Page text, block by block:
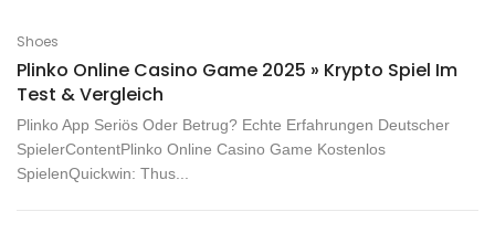
Shoes
Plinko Online Casino Game 2025 » Krypto Spiel Im
Test & Vergleich
Plinko App Seriös Oder Betrug? Echte Erfahrungen Deutscher
SpielerContentPlinko Online Casino Game Kostenlos
SpielenQuickwin: Thus...